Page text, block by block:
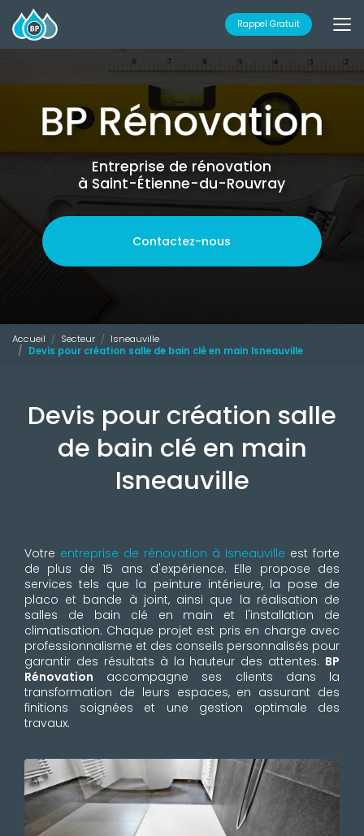
au
contenu
principal
Rappel Gratuit
Entreprise de rénovation
à Saint-Étienne-du-Rouvray
Contactez-nous
Accueil Secteur
Isneauville
Devis pour création salle de bain clé en main Isneauville
Devis pour création salle
de bain clé en main
Isneauville
Votre entreprise de rénovation à Isneauville est forte
de plus de 15 ans d'expérience. Elle propose des
services tels que la peinture intérieure, la pose de
placo et bande à joint, ainsi que la réalisation de
salles de bain clé en main et l'installation de
climatisation. Chaque projet est pris en charge avec
professionnalisme et des conseils personnalisés pour
garantir des résultats à la hauteur des attentes. BP
Rénovation accompagne ses clients dans la
transformation de leurs espaces, en assurant des
finitions soignées et une gestion optimale des
travaux.